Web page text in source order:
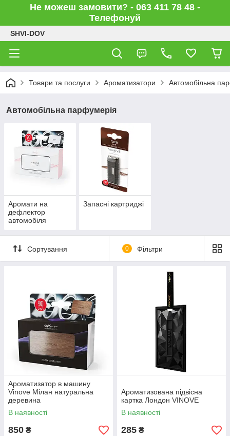
Не можеш замовити? - 063 411 78 48 -
Телефонуй
SHVI-DOV
Товари та послуги Ароматизатори Автомобільна
Автомобільна парфумерія
Аромати на
дефлектор
автомобіля
Запасні картриджі
Сортування 0 Фільтри
Ароматизатор в машину
Vinove Мілан натуральна
деревина
В наявності
850 ₴
Ароматизована підвісна
картка Лондон VINOVE
В наявності
285 ₴